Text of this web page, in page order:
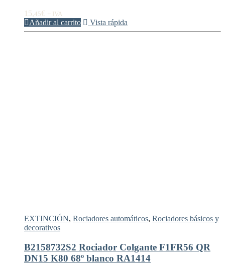
15,45€ + IVA
Añadir al carrito Vista rápida
EXTINCIÓN, Rociadores automáticos, Rociadores básicos y
decorativos
B2158732S2 Rociador Colgante F1FR56 QR
DN15 K80 68º blanco RA1414